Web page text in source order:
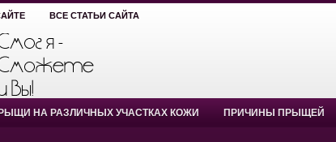
ВСЕ СТАТЬИ САЙТА
НА РАЗЛИЧНЫХ УЧАСТКАХ КОЖИ ПРИЧИНЫ ПРЫЩЕЙ